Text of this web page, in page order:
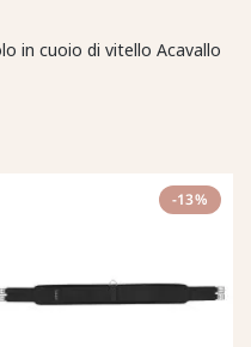
in cuoio di vitello Acavallo
-13%